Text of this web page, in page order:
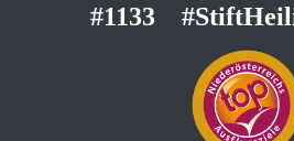
#1133